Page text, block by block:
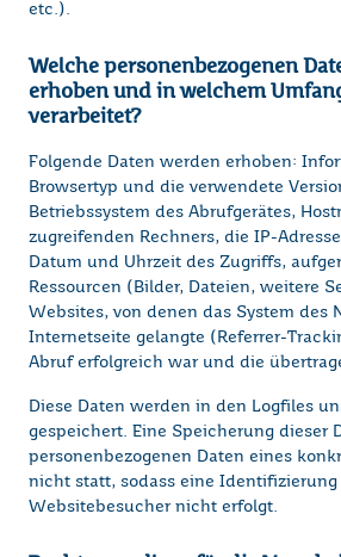
etc.).
Welche personenbezogenen
erhoben und in welchem
verarbeitet?
Folgende Daten werden erhoben:
Browsertyp und die verwendete
Betriebssystem des Abrufgerätes,
zugreifenden Rechners, die IP-
Datum und Uhrzeit des Zugriffs,
Ressourcen (Bilder, Dateien, weitere
Websites, von denen das System des
Internetseite gelangte (Referrer-
Abruf erfolgreich war und die
Diese Daten werden in den Logfiles
gespeichert. Eine Speicherung dieser
personenbezogenen Daten eines
nicht statt, sodass eine Identifizierung
Websitebesucher nicht erfolgt.